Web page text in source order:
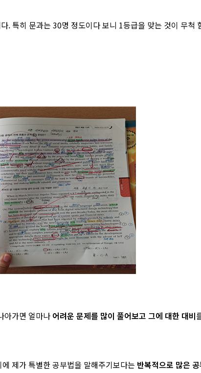
특히 문과는 30명 정도이다 보니 1등급을 맞는 것이 무척
아가면 얼마나 어려운 문제를 많이 풀어보고 그에 대한 대비
제가 특별한 공부법을 말해주기보다는 반복적으로 많은